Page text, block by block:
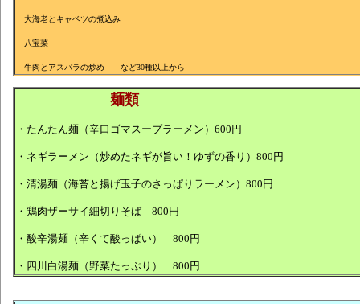
大海老とキャベツの煮込み
八宝菜
牛肉とアスパラの炒め など30種以上から
麺類
・たんたん麺（辛口ゴマスープラーメン）600円
・ネギラーメン（炒めたネギが旨い！ゆずの香り）800円
・清湯麺（海苔と揚げ玉子のさっぱりラーメン）800円
・鶏肉ザーサイ細切りそば 800円
・酸辛湯麺（辛くて酸っぱい） 800円
・四川白湯麺（野菜たっぷり） 800円